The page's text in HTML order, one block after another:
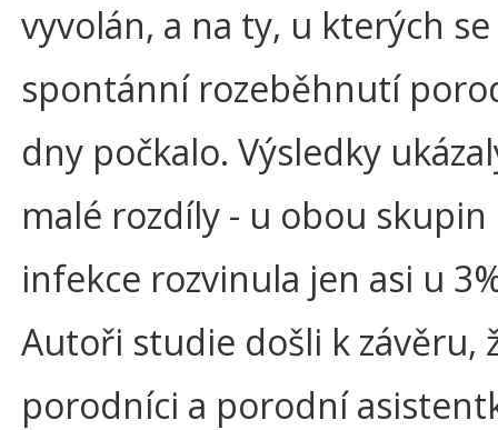
vyvolán, a na ty, u kterých
spontánní rozeběhnutí
dny počkalo. Výsledky
malé rozdíly - u obou skupin
infekce rozvinula jen asi u
Autoři studie došli k závěru,
porodníci a porodní